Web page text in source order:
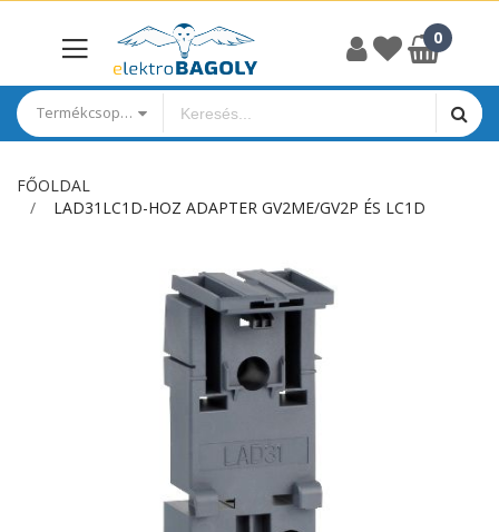
Termékcsoportok
FŐOLDAL
LAD31LC1D-HOZ ADAPTER GV2ME/GV2P ÉS LC1D